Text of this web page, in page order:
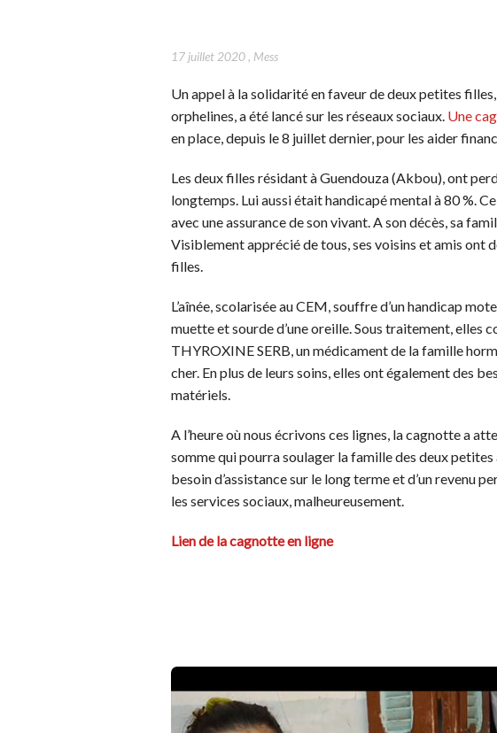
17 juillet 2020, Mess
Un appel à la solidarité en faveur de deux petites
orphelines, a été lancé sur les réseaux sociaux. Une
en place, depuis le 8 juillet dernier, pour les aider
Les deux filles résidant à Guendouza (Akbou), ont
longtemps. Lui aussi était handicapé mental à 80 %.
avec une assurance de son vivant. A son décès, sa
Visiblement apprécié de tous, ses voisins et amis ont
filles.
L’aînée, scolarisée au CEM, souffre d’un handicap
muette et sourde d’une oreille. Sous traitement, elles
THYROXINE SERB, un médicament de la famille
cher. En plus de leurs soins, elles ont également des
matériels.
A l’heure où nous écrivons ces lignes, la cagnotte a
somme qui pourra soulager la famille des deux
besoin d’assistance sur le long terme et d’un revenu
les services sociaux, malheureusement.
Lien de la cagnotte en ligne